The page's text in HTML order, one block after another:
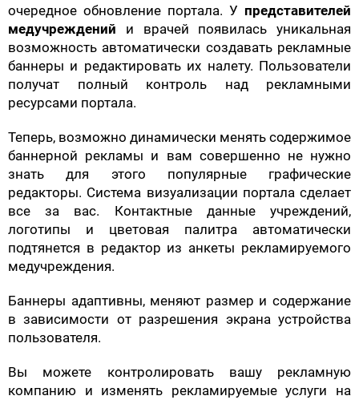
очередное обновление портала. У представителей
медучреждений и врачей появилась уникальная
возможность автоматически создавать рекламные
баннеры и редактировать их налету. Пользователи
получат полный контроль над рекламными
ресурсами портала.
Теперь, возможно динамически менять содержимое
баннерной рекламы и вам совершенно не нужно
знать для этого популярные графические
редакторы. Система визуализации портала сделает
все за вас. Контактные данные учреждений,
логотипы и цветовая палитра автоматически
подтянется в редактор из анкеты рекламируемого
медучреждения.
Баннеры адаптивны, меняют размер и содержание
в зависимости от разрешения экрана устройства
пользователя.
Вы можете контролировать вашу рекламную
компанию и изменять рекламируемые услуги на